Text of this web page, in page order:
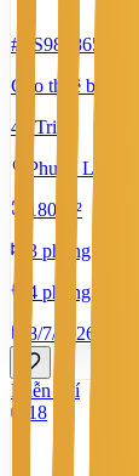
#TS98486592
Cho thuê biệt
45 Triệu
Phước Long,
180 m²
3 phòng ngủ
4 phòng tắm
8/7/2026
Miễn phí
18